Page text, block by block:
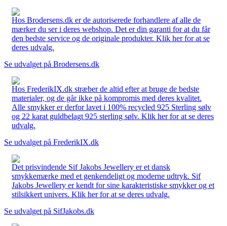
Hos Brodersens.dk er de autoriserede forhandlere af alle de
mærker du ser i deres webshop. Det er din garanti for at du får
den bedste service og de originale produkter. Klik her for at se
deres udvalg.
Se udvalget på Brodersens.dk
Hos FrederikIX.dk stræber de altid efter at bruge de bedste
materialer, og de går ikke på kompromis med deres kvalitet.
Alle smykker er derfor lavet i 100% recycled 925 Sterling sølv
og 22 karat guldbelagt 925 sterling sølv. Klik her for at se deres
udvalg.
Se udvalget på FrederikIX.dk
Det prisvindende Sif Jakobs Jewellery er et dansk
smykkemærke med et genkendeligt og moderne udtryk. Sif
Jakobs Jewellery er kendt for sine karakteristiske smykker og et
stilsikkert univers. Klik her for at se deres udvalg.
Se udvalget på SifJakobs.dk